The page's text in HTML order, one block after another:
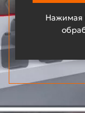
Нажимая